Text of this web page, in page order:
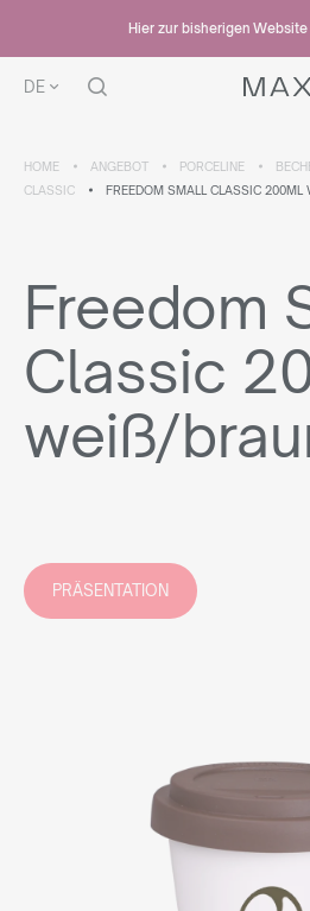
Hier zur bisherigen
DE
HOME ANGEBOT PORCELINE
CLASSIC
FREEDOM SMALL CLASSIC 200ML
Freedom
Classic
weiß/
PRÄSENTATION